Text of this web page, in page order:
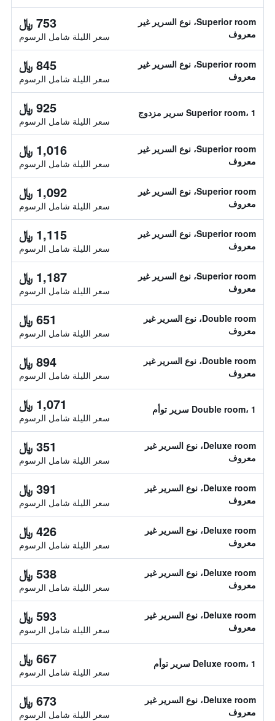
Superior room، نوع السرير غير
معروف
753 ﷼
سعر الليلة شامل الرسوم
Superior room، نوع السرير غير
معروف
845 ﷼
سعر الليلة شامل الرسوم
Superior room، 1 سرير مزدوج 925 ﷼
سعر الليلة شامل الرسوم
Superior room، نوع السرير غير
معروف
1,016 ﷼
سعر الليلة شامل الرسوم
Superior room، نوع السرير غير
معروف
1,092 ﷼
سعر الليلة شامل الرسوم
Superior room، نوع السرير غير
معروف
1,115 ﷼
سعر الليلة شامل الرسوم
Superior room، نوع السرير غير
معروف
1,187 ﷼
سعر الليلة شامل الرسوم
Double room، نوع السرير غير
معروف
651 ﷼
سعر الليلة شامل الرسوم
Double room، نوع السرير غير
معروف
894 ﷼
سعر الليلة شامل الرسوم
Double room، 1 سرير توأم 1,071 ﷼
سعر الليلة شامل الرسوم
Deluxe room، نوع السرير غير
معروف
351 ﷼
سعر الليلة شامل الرسوم
Deluxe room، نوع السرير غير
معروف
391 ﷼
سعر الليلة شامل الرسوم
Deluxe room، نوع السرير غير
معروف
426 ﷼
سعر الليلة شامل الرسوم
Deluxe room، نوع السرير غير
معروف
538 ﷼
سعر الليلة شامل الرسوم
Deluxe room، نوع السرير غير
معروف
593 ﷼
سعر الليلة شامل الرسوم
Deluxe room، 1 سرير توأم 667 ﷼
سعر الليلة شامل الرسوم
Deluxe room، نوع السرير غير
معروف
673 ﷼
سعر الليلة شامل الرسوم